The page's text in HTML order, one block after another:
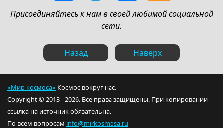
Присоединяйтесь к нам в своей любимой социальной
сети.
Назад Наверх
«Мир космоса» Космос вокруг нас.
Copyright © 2013 - 2026. Все права защищены. При копировании
ссылка на источник обязательна.
По всем вопросам info@mirkosmosa.ru